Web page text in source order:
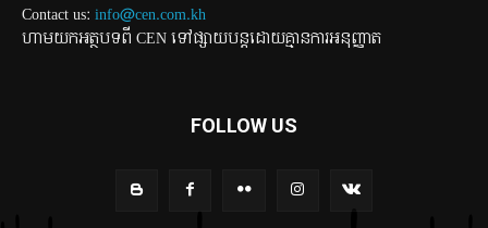
Contact us: info@cen.com.kh
ហាមយកអត្ថបទពី CEN ទៅផ្សាយបន្តដោយគ្មានការអនុញ្ញាត
FOLLOW US